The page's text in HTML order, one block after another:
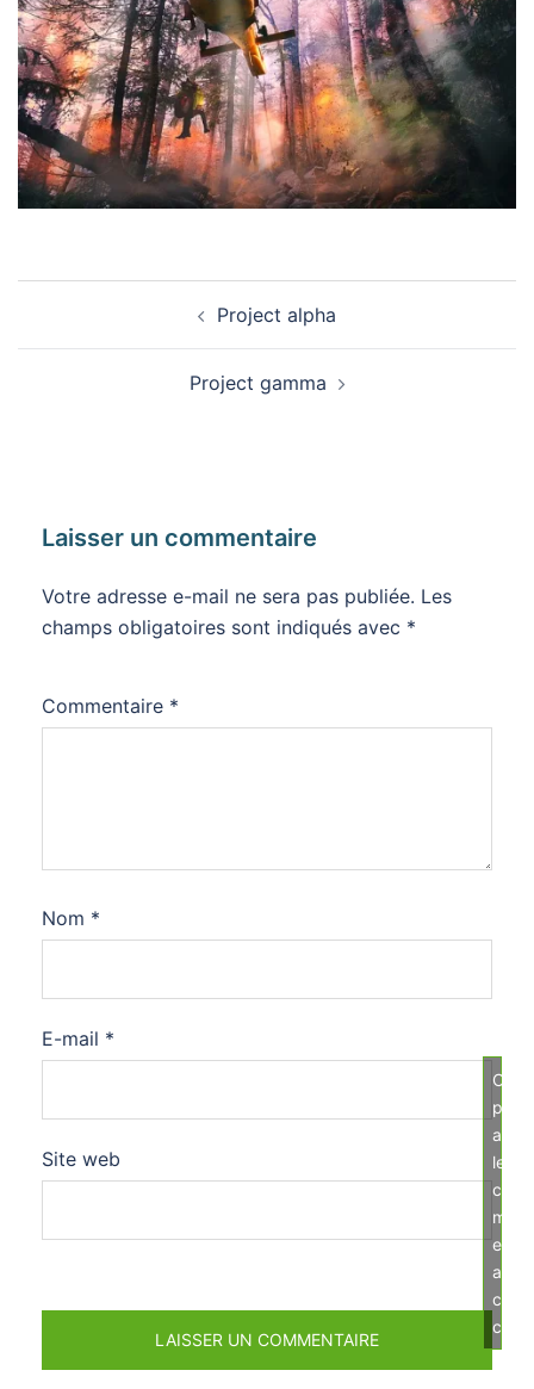
Project alpha
Project gamma
Laisser un commentaire
Votre adresse e-mail ne sera pas publiée. Les
champs obligatoires sont indiqués avec *
Commentaire *
Nom *
E-mail *
Site web
pour
les
et
ce